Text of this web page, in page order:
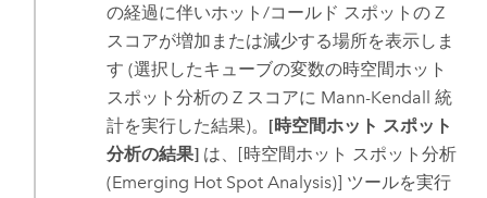
の経過に伴いホット/コールド スポットの Z
スコアが増加または減少する場所を表示しま
す (選択したキューブの変数の時空間ホット
スポット分析の Z スコアに Mann-Kendall 統
計を実行した結果)。 [時空間ホット スポット
分析の結果] は、 [時空間ホット スポット分析
(Emerging Hot Spot Analysis)] ツールを実行